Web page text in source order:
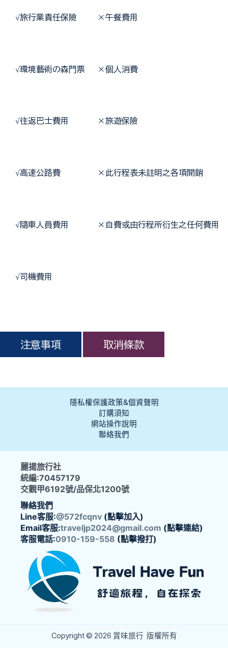
√旅行業責任保險     ×午餐費用
√環境藝術の森門票   ×個人消費
√往返巴士費用       ×旅遊保險
√高速公路費         ×此行程表未註明之各項開銷
√隨車人員費用       ×自費或由行程所衍生之任何費用
√司機費用
隱私權保護政策&個資聲明
訂購須知
網站操作說明
聯絡我們
麗揚旅行社
統編:70457179
交觀甲6192號/品保北1200號
聯絡我們
Line客服:@572fcqnv (點擊加入)
Email客服:traveljp2024@gmail.com (點擊連結)
客服電話:0910-159-558 (點擊撥打)
Copyright © 2026 賞味旅行 版權所有